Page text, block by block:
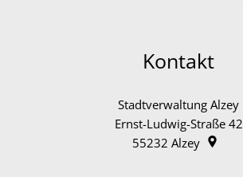
Kontakt
Stadtverwaltung Alzey
Ernst-Ludwig-Straße 42
55232 Alzey